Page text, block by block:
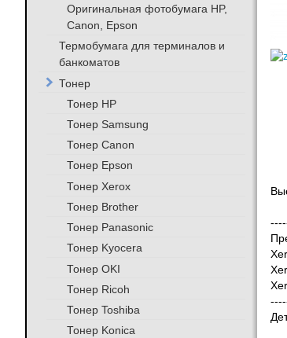
Оригинальная фотобумага HP,
Canon, Epson
Термобумага для терминалов и
банкоматов
Тонер
Тонер HP
Тонер Samsung
Тонер Canon
Тонер Epson
Тонер Xerox
Тонер Brother
Тонер Panasonic
Тонер Kyocera
Тонер OKI
Тонер Ricoh
Тонер Toshiba
Тонер Konica